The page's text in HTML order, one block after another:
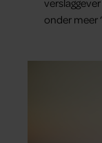
onder meer